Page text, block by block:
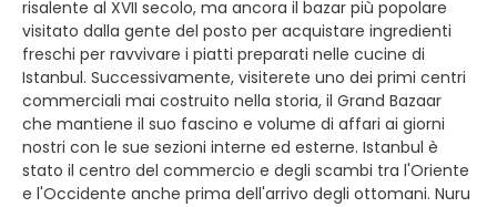
risalente al XVII secolo, ma ancora il bazar più popolare
visitato dalla gente del posto per acquistare ingredienti
freschi per ravvivare i piatti preparati nelle cucine di
Istanbul. Successivamente, visiterete uno dei primi centri
commerciali mai costruito nella storia, il Grand Bazaar
che mantiene il suo fascino e volume di affari ai giorni
nostri con le sue sezioni interne ed esterne. Istanbul è
stato il centro del commercio e degli scambi tra l'Oriente
e l'Occidente anche prima dell'arrivo degli ottomani. Nuru